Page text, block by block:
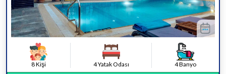
8 Kişi 4 Yatak Odası
4 Banyo